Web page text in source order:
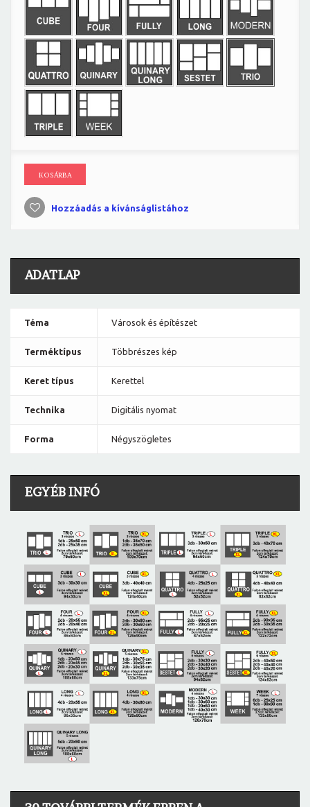
KOSÁRBA
Hozzáadás a kívánságlistához
ADATLAP
Téma Városok és építészet
Terméktípus Többrészes kép
Keret típus Kerettel
Technika Digitális nyomat
Forma Négyszögletes
EGYÉB INFÓ